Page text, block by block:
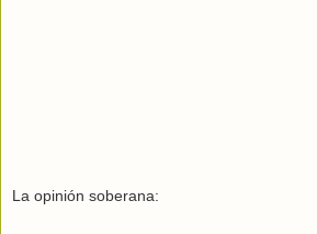
La opinión soberana: